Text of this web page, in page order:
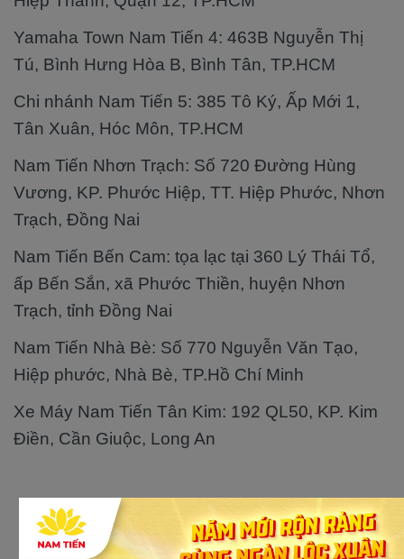
Yamaha Town Nam Tiến 4: 463B Nguyễn Thị
Tú, Bình Hưng Hòa B, Bình Tân, TP.HCM
Chi nhánh Nam Tiến 5: 385 Tô Ký, Ấp Mới 1,
Tân Xuân, Hóc Môn, TP.HCM
Nam Tiến Nhơn Trạch: Số 720 Đường Hùng
Vương, KP. Phước Hiệp, TT. Hiệp Phước, Nhơn
Trạch, Đồng Nai
Nam Tiến Bến Cam: tọa lạc tại 360 Lý Thái Tổ,
ấp Bến Sắn, xã Phước Thiền, huyện Nhơn
Trạch, tỉnh Đồng Nai
Nam Tiến Nhà Bè: Số 770 Nguyễn Văn Tạo,
Hiệp phước, Nhà Bè, TP.Hồ Chí Minh
Xe Máy Nam Tiến Tân Kim: 192 QL50, KP. Kim
Điền, Cần Giuộc, Long An